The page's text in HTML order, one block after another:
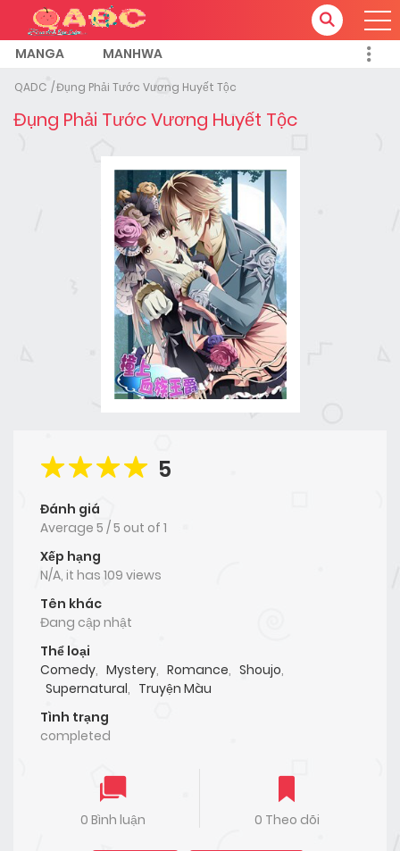
MANGA MANHWA
QADC Đụng Phải Tước Vương Huyết Tộc
Đụng Phải Tước Vương Huyết Tộc
5
Đánh giá
Average 5 /5 out of 1
Xếp hạng
N/A, it has 109 views
Tên khác
Đang cập nhật
Thể loại
Comedy, Mystery, Romance, Shoujo,
Supernatural, Truyện Màu
Tình trạng
completed
0 Bình luận 0 Theo dõi